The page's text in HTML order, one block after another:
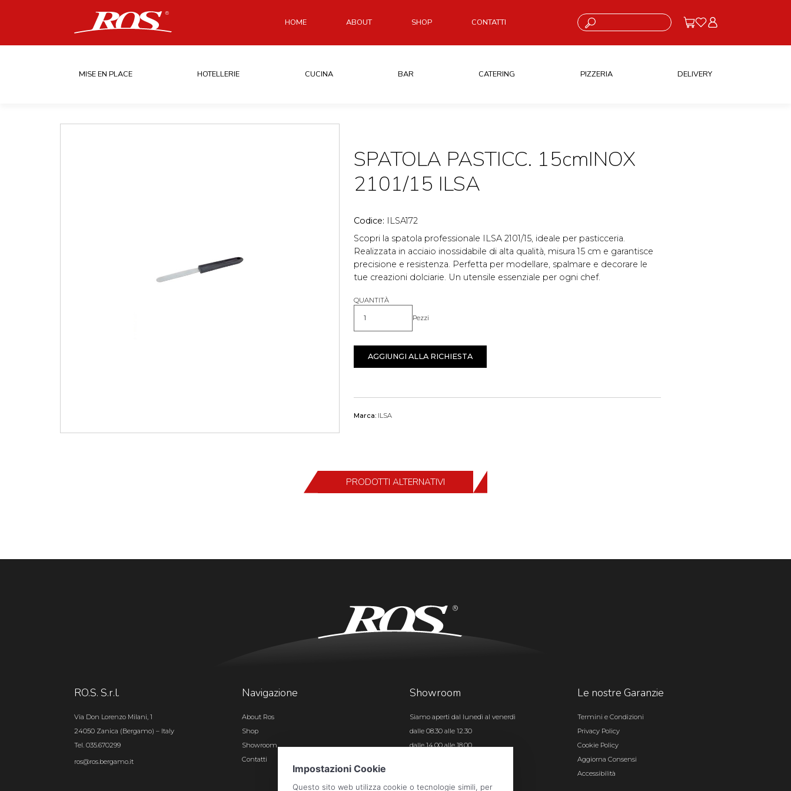
HOME ABOUT SHOP CONTATTI Cosa stai cercando?
MISE EN PLACE HOTELLERIE CUCINA BAR CATERING PIZZERIA DELIVERY
SPATOLA PASTICC. 15cmINOX
2101/15 ILSA
Codice: ILSA172
Scopri la spatola professionale ILSA 2101/15, ideale per pasticceria.
Realizzata in acciaio inossidabile di alta qualità, misura 15 cm e garantisce
precisione e resistenza. Perfetta per modellare, spalmare e decorare le
tue creazioni dolciarie. Un utensile essenziale per ogni chef.
QUANTITÀ
Quantità Pezzi
AGGIUNGI ALLA RICHIESTA
Marca: ILSA
PRODOTTI ALTERNATIVI
RO.S. S.r.l.
Via Don Lorenzo Milani, 1
24050 Zanica (Bergamo) – Italy
Tel. 035.670299
ros@ros.bergamo.it
Navigazione
About Ros
Shop
Showroom
Contatti
Showroom
Siamo aperti dal lunedì al venerdì
dalle 08.30 alle 12.30
dalle 14.00 alle 18.00
Le nostre Garanzie
Termini e Condizioni
Privacy Policy
Cookie Policy
Aggiorna Consensi
Accessibilità